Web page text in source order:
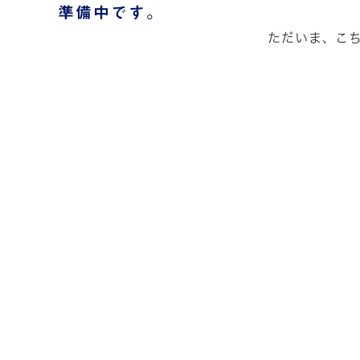
準備中です。
ただいま、こ